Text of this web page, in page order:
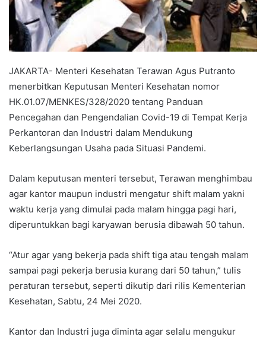
JAKARTA- Menteri Kesehatan Terawan Agus Putranto
menerbitkan Keputusan Menteri Kesehatan nomor
HK.01.07/MENKES/328/2020 tentang Panduan
Pencegahan dan Pengendalian Covid-19 di Tempat Kerja
Perkantoran dan Industri dalam Mendukung
Keberlangsungan Usaha pada Situasi Pandemi.
Dalam keputusan menteri tersebut, Terawan menghimbau
agar kantor maupun industri mengatur shift malam yakni
waktu kerja yang dimulai pada malam hingga pagi hari,
diperuntukkan bagi karyawan berusia dibawah 50 tahun.
“Atur agar yang bekerja pada shift tiga atau tengah malam
sampai pagi pekerja berusia kurang dari 50 tahun,” tulis
peraturan tersebut, seperti dikutip dari rilis Kementerian
Kesehatan, Sabtu, 24 Mei 2020.
Kantor dan Industri juga diminta agar selalu mengukur